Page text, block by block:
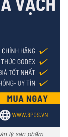
lý sản phẩm